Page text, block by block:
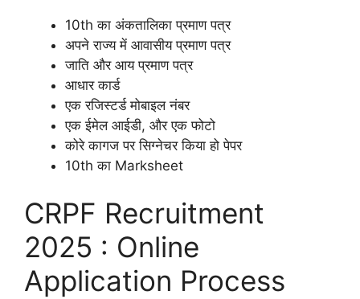
10th का अंकतालिका प्रमाण पत्र
अपने राज्य में आवासीय प्रमाण पत्र
जाति और आय प्रमाण पत्र
आधार कार्ड
एक रजिस्टर्ड मोबाइल नंबर
एक ईमेल आईडी, और एक फोटो
कोरे कागज पर सिग्नेचर किया हो पेपर
10th का Marksheet
CRPF Recruitment
2025 : Online
Application Process